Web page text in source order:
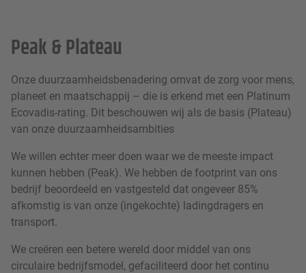
Peak & Plateau
Onze duurzaamheidsbenadering omvat de zorg voor mens,
planeet en maatschappij – die is erkend met een Platinum
Ecovadis-rating. Dit beschouwen wij als de basis (Plateau)
van onze duurzaamheidsambities
We willen echter meer doen waar we de meeste impact
kunnen hebben (Peak). We hebben de footprint van ons
bedrijf beoordeeld en vastgesteld dat ongeveer 85%
afkomstig is van onze (ingekochte) ladingdragers en
transport.
We creëren een betere wereld door middel van ons
circulaire bedrijfsmodel, gefaciliteerd door het continu